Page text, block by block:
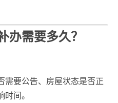
办需要多久？
需要公告、房屋状态是否正
间。